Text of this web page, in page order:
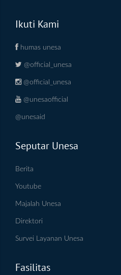
Ikuti Kami
humas unesa
@official_unesa
@official_unesa
@unesaofficial
@unesaid
Seputar Unesa
Berita
Youtube
Majalah Unesa
Direktori
Survei Layanan Unesa
Fasilitas